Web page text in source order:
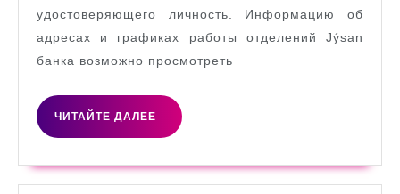
удостоверяющего личность. Информацию об
адресах и графиках работы отделений Jýsan
банка возможно просмотреть
ЧИТАЙТЕ ДАЛЕЕ
ЧИТАЙТЕ
ДАЛЕЕ